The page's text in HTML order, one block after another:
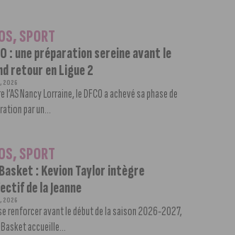
,SPORT
: une préparation sereine avant le
retour en Ligue 2
2026
l’AS Nancy Lorraine, le DFCO a achevé sa phase de
par un...
,SPORT
: Kevion Taylor intègre
de la Jeanne
2026
renforcer avant le début de la saison 2026-2027,
Basket accueille...